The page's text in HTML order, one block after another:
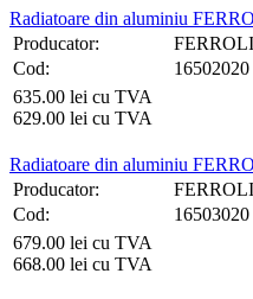
Radiatoare din aluminiu
Producator:
FERROLI
Cod:
635.00 lei cu TVA
629.00 lei cu TVA
Radiatoare din aluminiu
Producator:
FERROLI
Cod:
679.00 lei cu TVA
668.00 lei cu TVA